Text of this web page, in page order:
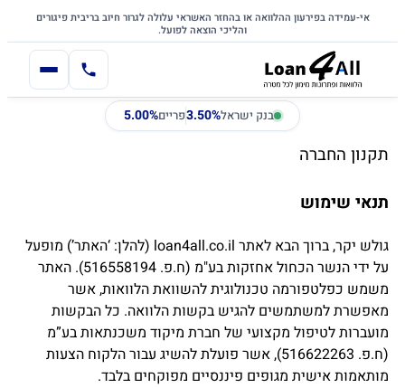
לתוכן
דלג לתוכן הראשי
אי-עמידה בפירעון ההלוואה או בהחזר האשראי עלולה לגרור חיוב בריבית פיגורים
והליכי הוצאה לפועל.
בנק ישראל3.50%פריים5.00%
תקנון החברה
תנאי שימוש
גולש יקר, ברוך הבא לאתר loan4all.co.il (להלן: ‘האתר’) מופעל
על ידי הנשר הכחול אחזקות בע"מ (ח.פ. 516558194). האתר
משמש כפלטפורמה טכנולוגית להשוואת הלוואות, אשר
מאפשרת למשתמשים להגיש בקשות הלוואה. כל הבקשות
מועברות לטיפול מקצועי של חברת מיקוד משכנתאות בע”מ
(ח.פ. 516622263), אשר פועלת להשיג עבור הלקוח הצעות
מותאמות אישית מגופים פיננסיים מפוקחים בלבד.